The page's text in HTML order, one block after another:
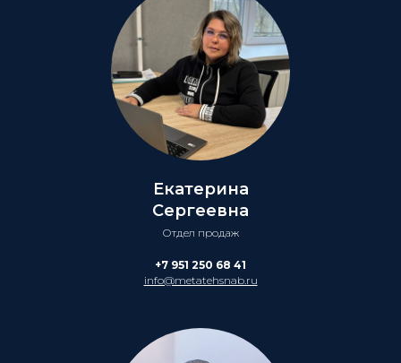
Екатерина
Сергеевна
Отдел продаж
+7 951 250 68 41
info@metatehsnab.ru